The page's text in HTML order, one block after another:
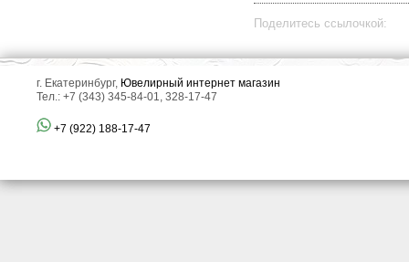
Поделитесь ссылочкой:
г. Екатеринбург, Ювелирный интернет магазин
Тел.: +7 (343) 345-84-01, 328-17-47
+7 (922) 188-17-47